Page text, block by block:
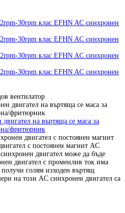
30rpm клас EFHN AC синхронен
30rpm клас EFHN AC синхронен
30rpm клас EFHN AC синхронен
30rpm клас EFHN AC синхронен
на въртяща се маса за
фритюрник
двигател с постоянен магнит
с постоянен магнит AC
двигател може да бъде
двигател с променлив ток има
голям изходен въртящ
на този AC синхронен двигател са